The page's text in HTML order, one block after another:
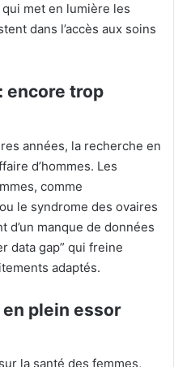
met en lumière les
dans l’accès aux soins
encore trop
années, la recherche en
d’hommes. Les
comme
le syndrome des ovaires
d’un manque de données
data gap” qui freine
adaptés.
en plein essor
la santé des femmes,